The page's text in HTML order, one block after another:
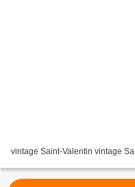
vintage Saint-Valentin vintage